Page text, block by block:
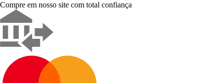
Compre em nosso site com total confiança